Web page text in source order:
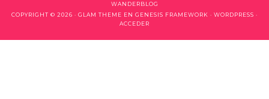
WANDERBLOG
COPYRIGHT © 2026 · GLAM THEME EN GENESIS FRAMEWORK · WORDPRESS ·
ACCEDER